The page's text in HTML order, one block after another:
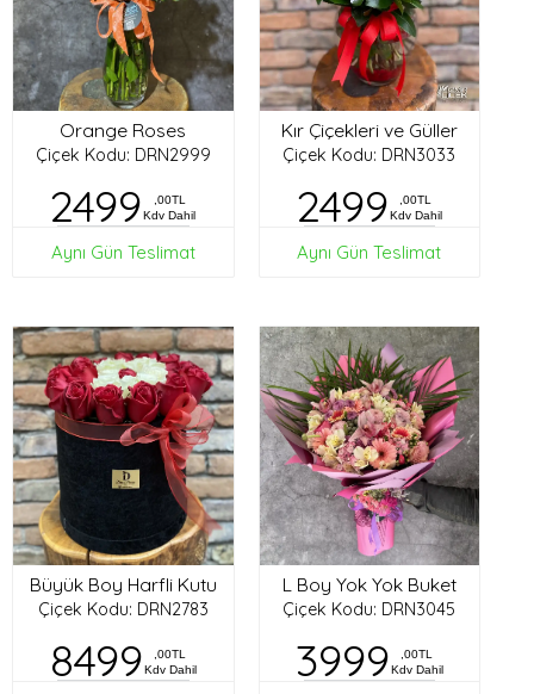
Orange Roses
Çiçek Kodu: DRN2999
2499
,00TL
Kdv Dahil
Aynı Gün Teslimat
Kır Çiçekleri ve Güller
Çiçek Kodu: DRN3033
2499
,00TL
Kdv Dahil
Aynı Gün Teslimat
Büyük Boy Harfli Kutu
Çiçek Kodu: DRN2783
8499
,00TL
Kdv Dahil
L Boy Yok Yok Buket
Çiçek Kodu: DRN3045
3999
,00TL
Kdv Dahil